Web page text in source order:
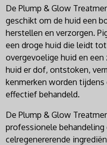
De Plump & Glow
geschikt om de huid een
herstellen en verzorgen.
een droge huid die leidt
overgevoelige huid en een
huid er dof, ontstoken,
kenmerken worden
effectief behandeld.
De Plump & Glow
professionele behandeling
celregenererende